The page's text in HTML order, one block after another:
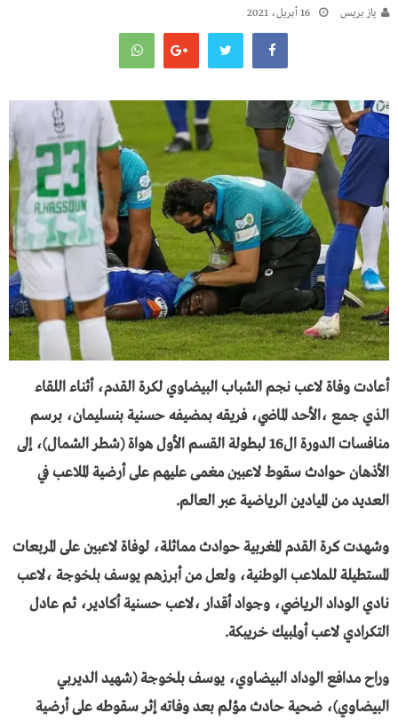
يـاز بريـس 16 أبريل، 2021
أعادت وفاة لاعب نجم الشباب البيضاوي لكرة القدم، أثناء اللقاء
الذي جمع ،الأحد الماضي، فريقه بمضيفه حسنية بنسليمان، برسم
منافسات الدورة ال16 لبطولة القسم الأول هواة (شطر الشمال)، إلى
الأذهان حوادث سقوط لاعبين مغمى عليهم على أرضية الملاعب في
العديد من الميادين الرياضية عبر العالم.
وشهدت كرة القدم المغربية حوادث مماثلة، لوفاة لاعبين على المربعات
المستطيلة للملاعب الوطنية، ولعل من أبرزهم يوسف بلخوجة ،لاعب
نادي الوداد الرياضي، وجواد أقدار ،لاعب حسنية أكادير، ثم عادل
التكرادي لاعب أولمبيك خريبكة.
وراح مدافع الوداد البيضاوي، يوسف بلخوجة (شهيد الديربي
البيضاوي)، ضحية حادث مؤلم بعد وفاته إثر سقوطه على أرضية